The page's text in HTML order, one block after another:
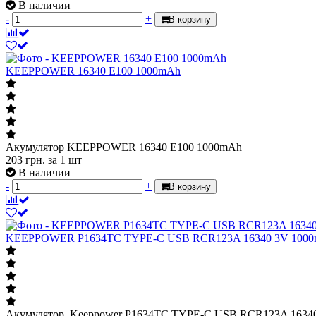
В наличии
-
+ В корзину
KEEPPOWER 16340 E100 1000mAh
Акумулятор KEEPPOWER 16340 E100 1000mAh
203 грн. за 1 шт
В наличии
-
+ В корзину
KEEPPOWER P1634TC TYPE-C USB RCR123A 16340 3V